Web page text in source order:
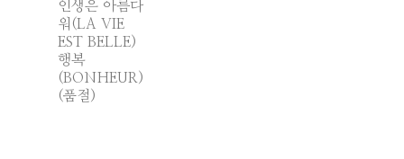
인생은 아름다
워(LA VIE
EST BELLE)
행복
(BONHEUR)
(품절)